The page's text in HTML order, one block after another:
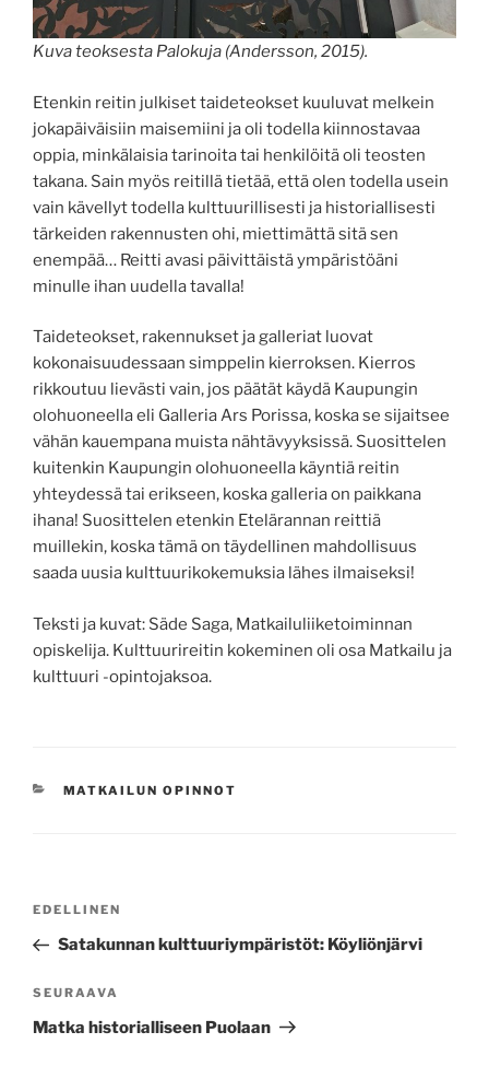
Kuva teoksesta Palokuja (Andersson, 2015).
Etenkin reitin julkiset taideteokset kuuluvat melkein
jokapäiväisiin maisemiini ja oli todella kiinnostavaa
oppia, minkälaisia tarinoita tai henkilöitä oli teosten
takana. Sain myös reitillä tietää, että olen todella usein
vain kävellyt todella kulttuurillisesti ja historiallisesti
tärkeiden rakennusten ohi, miettimättä sitä sen
enempää… Reitti avasi päivittäistä ympäristöäni
minulle ihan uudella tavalla!
Taideteokset, rakennukset ja galleriat luovat
kokonaisuudessaan simppelin kierroksen. Kierros
rikkoutuu lievästi vain, jos päätät käydä Kaupungin
olohuoneella eli Galleria Ars Porissa, koska se sijaitsee
vähän kauempana muista nähtävyyksissä. Suosittelen
kuitenkin Kaupungin olohuoneella käyntiä reitin
yhteydessä tai erikseen, koska galleria on paikkana
ihana! Suosittelen etenkin Etelärannan reittiä
muillekin, koska tämä on täydellinen mahdollisuus
saada uusia kulttuurikokemuksia lähes ilmaiseksi!
Teksti ja kuvat: Säde Saga, Matkailuliiketoiminnan
opiskelija. Kulttuurireitin kokeminen oli osa Matkailu ja
kulttuuri -opintojaksoa.
KATEGORIAT
MATKAILUN OPINNOT
Edellinen
artikkeli
EDELLINEN
Satakunnan kulttuuriympäristöt: Köyliönjärvi
Seuraava
artikkeli
SEURAAVA
Matka historialliseen Puolaan